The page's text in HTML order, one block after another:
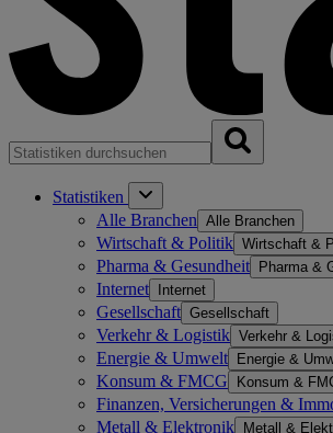
Statistiken
Alle Branchen Alle Branchen
Wirtschaft & Politik Wirtschaft &
Pharma & Gesundheit Pharma &
Internet Internet
Gesellschaft Gesellschaft
Verkehr & Logistik Verkehr &
Energie & Umwelt Energie &
Konsum & FMCG Konsum &
Finanzen, Versicherungen &
Metall & Elektronik Metall &